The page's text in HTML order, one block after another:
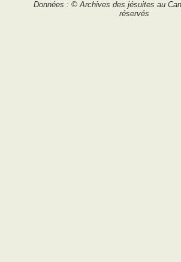
Données : © Archives des jésuites au
réservés